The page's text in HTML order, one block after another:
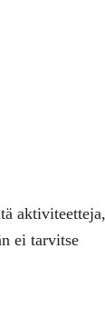
aktiviteetteja,
ei tarvitse